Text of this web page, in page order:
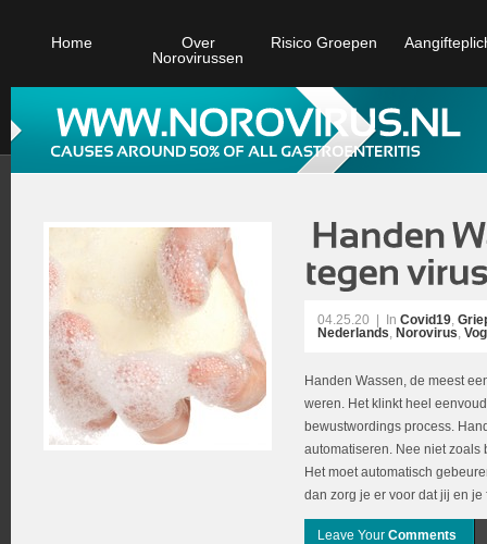
Home
Over
Norovirussen
Risico Groepen
04.25.20 In Covid19,
Nederlands, Norovirus,
Handen Wassen, de meest
weren. Het klinkt heel
bewustwordings process.
automatiseren. Nee niet zoals
Het moet automatisch
dan zorg je er voor dat jij en
Leave Your Comments